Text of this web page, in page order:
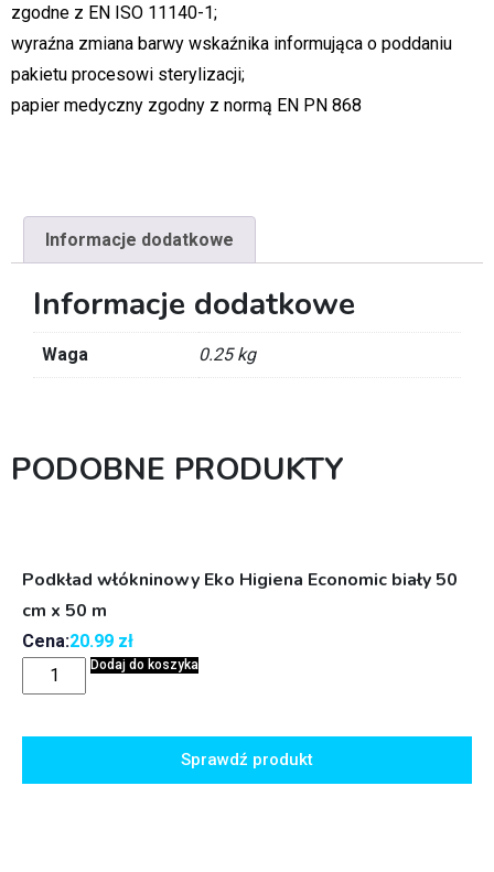
zgodne z EN ISO 11140-1;
wyraźna zmiana barwy wskaźnika informująca o poddaniu
pakietu procesowi sterylizacji;
papier medyczny zgodny z normą EN PN 868
Informacje dodatkowe
Informacje dodatkowe
Waga 0.25 kg
PODOBNE PRODUKTY
Podkład włókninowy Eko Higiena Economic biały 50
cm x 50 m
Cena:20.99 zł
Dodaj do koszyka
Sprawdź produkt